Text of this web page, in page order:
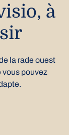
à
la rade ouest
vous pouvez